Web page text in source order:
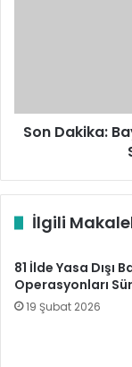
Seviyesi
Yükseldi
Son Dakika:
İlgili
81 İlde Yasa Dışı
Operasyonları
19 Şubat 2026